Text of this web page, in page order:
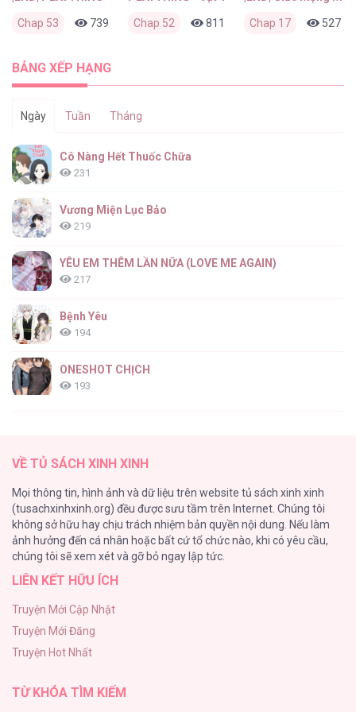
Chap 53 739 0 3 tuần trước
Chap 52 811 0 4 tuần trước
Chap 17 527
BẢNG XẾP HẠNG
Ngày Tuần Tháng
Cô Nàng Hết Thuốc Chữa
231
Vương Miện Lục Bảo
219
YÊU EM THÊM LẦN NỮA (LOVE ME AGAIN)
217
Bệnh Yêu
194
ONESHOT CHỊCH
193
184
Cuộc Sống Sung Sướng Trong Tù
140
Đứa Nhỏ Không Phải Là Con Anh
Mùa Xuân Hoa Nở
104
VỀ TỦ SÁCH XINH XINH
Mọi thông tin, hình ảnh và dữ liệu trên website tủ sách xinh xinh
(tusachxinhxinh.org) đều được sưu tầm trên Internet. Chúng tôi
không sở hữu hay chịu trách nhiệm bản quyền nội dung. Nếu làm
ảnh hưởng đến cá nhân hoặc bất cứ tổ chức nào, khi có yêu cầu,
chúng tôi sẽ xem xét và gỡ bỏ ngay lập tức.
LIÊN KẾT HỮU ÍCH
Truyện Mới Cập Nhật
Truyện Mới Đăng
Truyện Hot Nhất
TỪ KHÓA TÌM KIẾM